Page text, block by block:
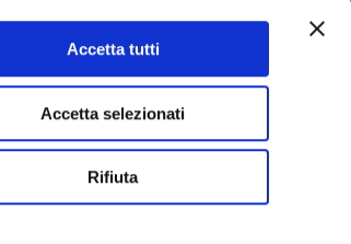
Accetta tutti
Accetta selezionati
Rifiuta
+39.338.7140513
no.:+393387140513
+39.011.2740303